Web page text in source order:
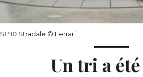
SF90 Stradale © Ferrari
Un tri a